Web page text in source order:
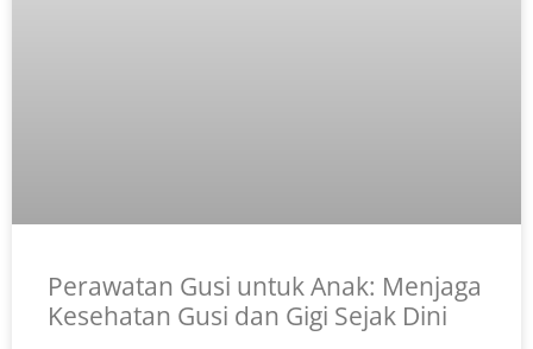
Perawatan Gusi untuk Anak: Menjaga
Kesehatan Gusi dan Gigi Sejak Dini